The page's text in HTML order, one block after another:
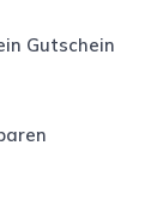
Gutschein